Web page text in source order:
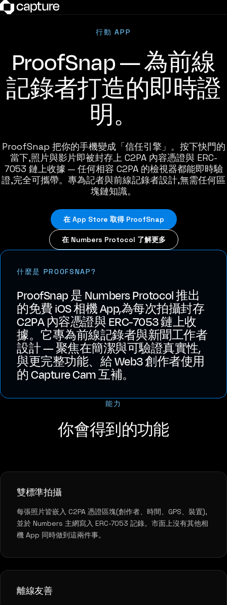
行動 APP
ProofSnap — 為前線
記錄者打造的即時證
明。
ProofSnap 把你的手機變成「信任引擎」。按下快門的
當下,照片與影片即被封存上 C2PA 內容憑證與 ERC-
7053 鏈上收據 — 任何相容 C2PA 的檢視器都能即時驗
證,完全可攜帶。專為記者與前線記錄者設計,無需任何區
塊鏈知識。
在 App Store 取得 ProofSnap
在 Numbers Protocol 了解更多
什麼是 PROOFSNAP?
ProofSnap 是 Numbers Protocol 推出
的免費 iOS 相機 App,為每次拍攝封存
C2PA 內容憑證與 ERC-7053 鏈上收
據。它專為前線記錄者與新聞工作者
設計 — 聚焦在簡潔與可驗證真實性,
與更完整功能、給 Web3 創作者使用
的 Capture Cam 互補。
能力
你會得到的功能
雙標準拍攝
每張照片皆嵌入 C2PA 憑證區塊(創作者、時間、GPS、裝置),
並於 Numbers 主網寫入 ERC-7053 記錄。市面上沒有其他相
機 App 同時做到這兩件事。
離線友善